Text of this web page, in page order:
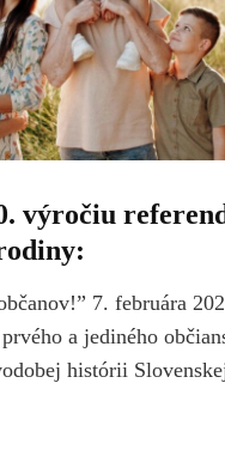
výročiu
7. februára
a jediného
histórii